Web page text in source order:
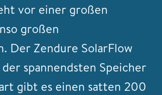
vor einer großen
großen
Der Zendure SolarFlow
spannendsten Speicher
gibt es einen satten 200